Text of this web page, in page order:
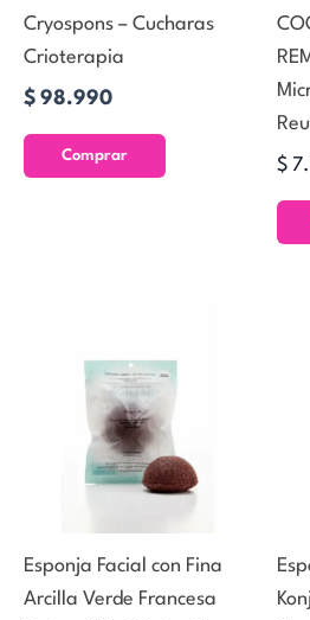
Cryospons – Cucharas
Crioterapia
$ 98.990
Comprar $
Esponja Facial con Fina
Arcilla Verde Francesa